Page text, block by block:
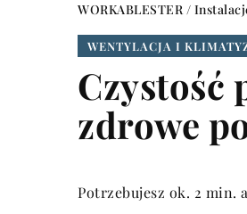
WORKABLESTER/
WENTYLACJA I
Czystość
zdrowe
Potrzebujesz ok. 2 min.